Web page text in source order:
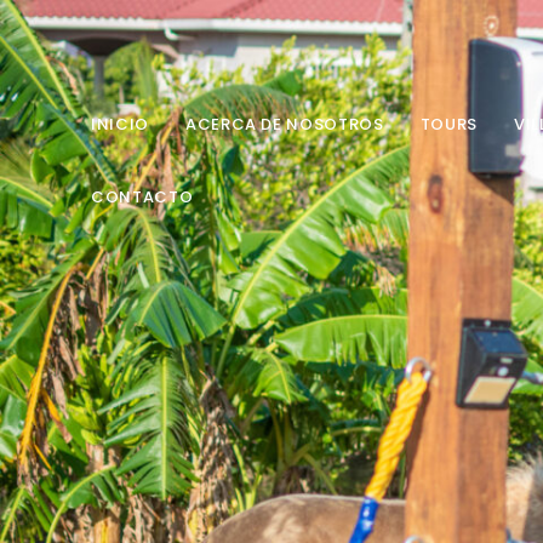
INICIO ACERCA DE NOSOTROS TOURS
CONTACTO